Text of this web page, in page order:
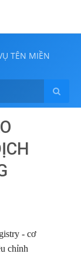
TÊN MIỀN
- cơ
chỉnh